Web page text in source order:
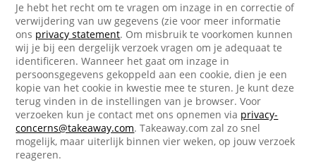
Je hebt het recht om te vragen om inzage in en correctie of
verwijdering van uw gegevens (zie voor meer informatie
ons privacy statement. Om misbruik te voorkomen kunnen
wij je bij een dergelijk verzoek vragen om je adequaat te
identificeren. Wanneer het gaat om inzage in
persoonsgegevens gekoppeld aan een cookie, dien je een
kopie van het cookie in kwestie mee te sturen. Je kunt deze
terug vinden in de instellingen van je browser. Voor
verzoeken kun je contact met ons opnemen via privacy-
concerns@takeaway.com. Takeaway.com zal zo snel
mogelijk, maar uiterlijk binnen vier weken, op jouw verzoek
reageren.